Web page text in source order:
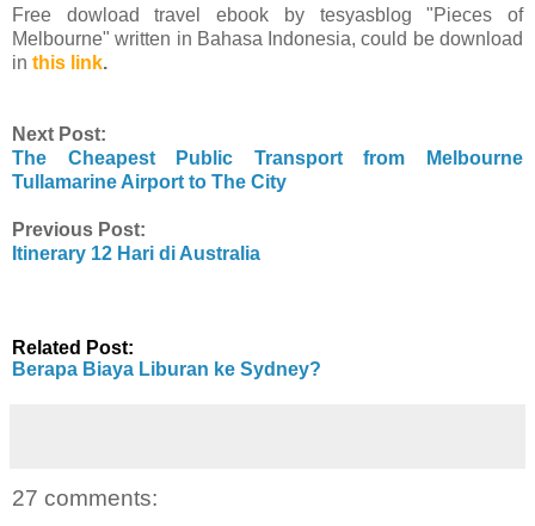
Free dowload travel ebook by tesyasblog "Pieces of
Melbourne" written in Bahasa Indonesia, could be download
in this link.
Next Post:
The Cheapest Public Transport from Melbourne
Tullamarine Airport to The City
Previous Post:
Itinerary 12 Hari di Australia
Related Post:
Berapa Biaya Liburan ke Sydney?
27 comments: